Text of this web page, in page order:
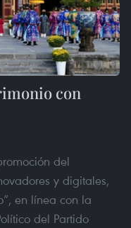
con
del
y digitales,
en línea con la
del Partido